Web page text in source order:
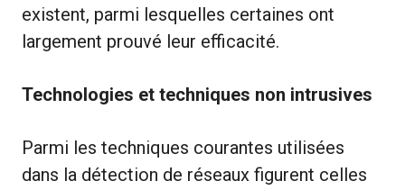
existent, parmi lesquelles certaines ont
largement prouvé leur efficacité.
Technologies et techniques non intrusives
Parmi les techniques courantes utilisées
dans la détection de réseaux figurent celles